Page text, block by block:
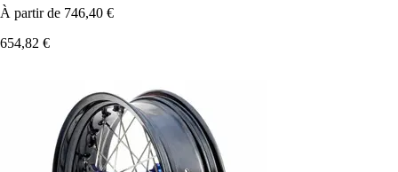
À partir de 746,40 €
654,82 €